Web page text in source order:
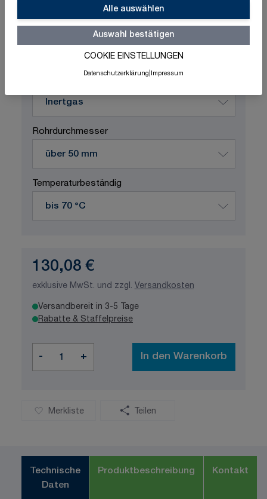
Alle auswählen
Auswahl bestätigen
COOKIE EINSTELLUNGEN
Datenschutzerklärung Impressum
Schnelle Lieferung
Made in Germany
ISO-zertifizierte Qualität
Produktvariation wählen
Rohrdurchmesser
Temperaturbeständig
130,08 €
exklusive MwSt. und zzgl. Versandkosten
Versandbereit in 3-5 Tage
Rabatte & Staffelpreise
- + In den Warenkorb
Merkliste Teilen
Technische
Daten
Produktbeschreibung Kontakt